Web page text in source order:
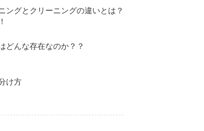
ングとクリーニングの違いとは？
どんな存在なのか？？
け方